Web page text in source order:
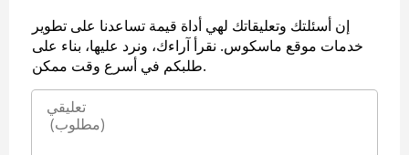
إن أسئلتك وتعليقاتك لهي أداة قيمة تساعدنا على تطوير
خدمات موقع ماسكوس. نقرأ آراءك، ونرد عليها، بناء على
طلبكم في أسرع وقت ممكن.